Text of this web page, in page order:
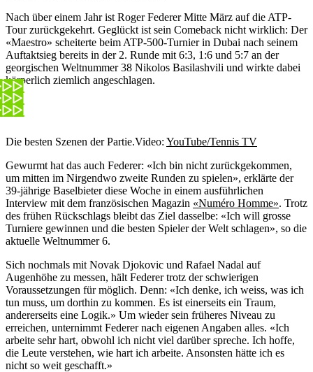
Nach über einem Jahr ist Roger Federer Mitte März auf die ATP-
Tour zurückgekehrt. Geglückt ist sein Comeback nicht wirklich: Der
«Maestro» scheiterte beim ATP-500-Turnier in Dubai nach seinem
Auftaktsieg bereits in der 2. Runde mit 6:3, 1:6 und 5:7 an der
georgischen Weltnummer 38 Nikolos Basilashvili und wirkte dabei
körperlich ziemlich angeschlagen.
Die besten Szenen der Partie.Video: YouTube/Tennis TV
Gewurmt hat das auch Federer: «Ich bin nicht zurückgekommen,
um mitten im Nirgendwo zweite Runden zu spielen», erklärte der
39-jährige Baselbieter diese Woche in einem ausführlichen
Interview mit dem französischen Magazin «Numéro Homme». Trotz
des frühen Rückschlags bleibt das Ziel dasselbe: «Ich will grosse
Turniere gewinnen und die besten Spieler der Welt schlagen», so die
aktuelle Weltnummer 6.
Sich nochmals mit Novak Djokovic und Rafael Nadal auf
Augenhöhe zu messen, hält Federer trotz der schwierigen
Voraussetzungen für möglich. Denn: «Ich denke, ich weiss, was ich
tun muss, um dorthin zu kommen. Es ist einerseits ein Traum,
andererseits eine Logik.» Um wieder sein früheres Niveau zu
erreichen, unternimmt Federer nach eigenen Angaben alles. «Ich
arbeite sehr hart, obwohl ich nicht viel darüber spreche. Ich hoffe,
die Leute verstehen, wie hart ich arbeite. Ansonsten hätte ich es
nicht so weit geschafft.»